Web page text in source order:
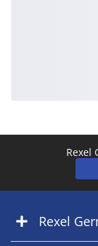
Rexel
Rexel